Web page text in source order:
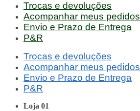
Trocas e devoluções
Acompanhar meus pedidos
Envio e Prazo de Entrega
P&R
Trocas e devoluções
Acompanhar meus pedidos
Envio e Prazo de Entrega
P&R
Loja 01